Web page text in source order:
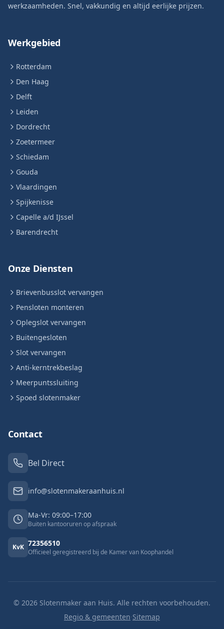
werkzaamheden. Snel, vakkundig en altijd eerlijke prijzen.
Werkgebied
Rotterdam
Den Haag
Delft
Leiden
Dordrecht
Zoetermeer
Schiedam
Gouda
Vlaardingen
Spijkenisse
Capelle a/d IJssel
Barendrecht
Onze Diensten
Brievenbusslot vervangen
Pensloten monteren
Oplegslot vervangen
Buitengesloten
Slot vervangen
Anti-kerntrekbeslag
Meerpuntssluiting
Spoed slotenmaker
Contact
Bel Direct
info@slotenmakeraanhuis.nl
Ma-Vr: 09:00–17:00
Buiten kantooruren op afspraak
KvK 72356510
Officieel geregistreerd bij de Kamer van Koophandel
© 2026 Slotenmaker aan Huis. Alle rechten voorbehouden.
Regio & gemeenten·Sitemap